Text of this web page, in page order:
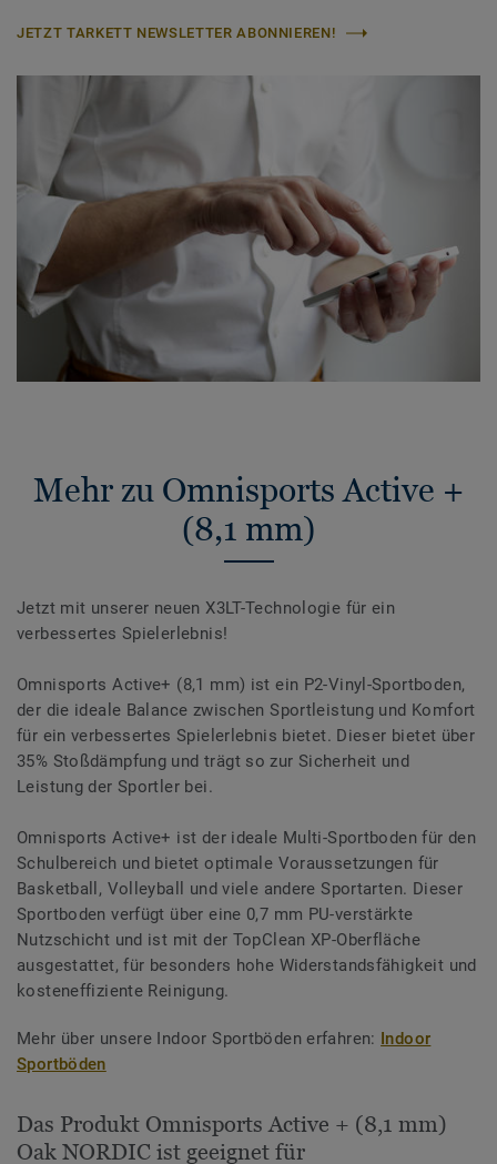
JETZT TARKETT NEWSLETTER ABONNIEREN!
Mehr zu Omnisports Active +
(8,1 mm)
Jetzt mit unserer neuen X3LT-Technologie für ein
verbessertes Spielerlebnis!
Omnisports Active+ (8,1 mm) ist ein P2-Vinyl-Sportboden,
der die ideale Balance zwischen Sportleistung und Komfort
für ein verbessertes Spielerlebnis bietet. Dieser bietet über
35% Stoßdämpfung und trägt so zur Sicherheit und
Leistung der Sportler bei.
Omnisports Active+ ist der ideale Multi-Sportboden für den
Schulbereich und bietet optimale Voraussetzungen für
Basketball, Volleyball und viele andere Sportarten. Dieser
Sportboden verfügt über eine 0,7 mm PU-verstärkte
Nutzschicht und ist mit der TopClean XP-Oberfläche
ausgestattet, für besonders hohe Widerstandsfähigkeit und
kosteneffiziente Reinigung.
Mehr über unsere Indoor Sportböden erfahren: Indoor
Sportböden
Das Produkt Omnisports Active + (8,1 mm)
Oak NORDIC ist geeignet für